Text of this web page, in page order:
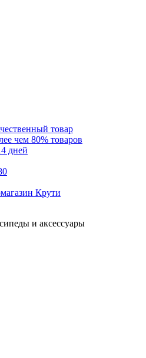
товар
чем 80% товаров
дней
и аксессуары